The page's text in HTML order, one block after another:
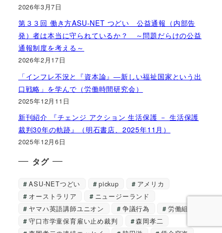
2026年3月7日
第３３回 働き方ASU-NET つどい 公益通報（内部告
発）者は本当に守られているか？ ～問題だらけの公益
通報制度を考える～
2026年2月17日
「インフレ不況と『資本論』―新しい福祉国家という出
口戦略」を学んで（労働時間研究会）
2025年12月11日
新刊紹介 『チェンジ アクション 生活保護 － 生活保護
裁判30年の軌跡』（明石書店、2025年11月）
2025年12月6日
タグ
ASU-NETつどい pickup
アメリカ
オーストラリア
ニュージーランド
ヤマハ英語講師ユニオン
争議行為
労働組合
守口市学童保育雇い止め裁判
森岡孝二